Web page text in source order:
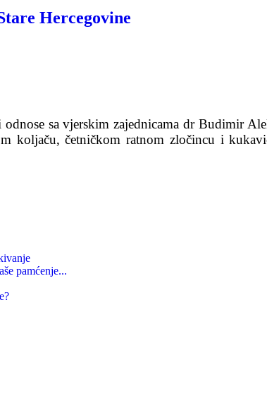
Hercegovine
sa vjerskim zajednicama dr Budimir
koljaču, četničkom ratnom zločincu i
pamćenje...